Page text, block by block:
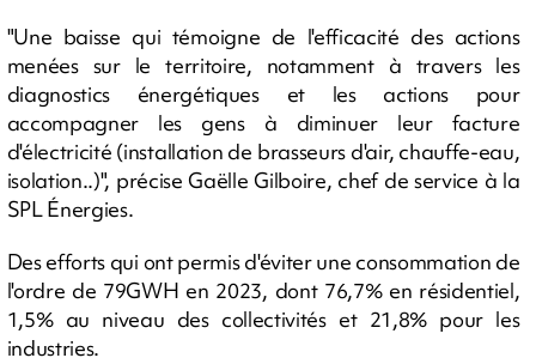
"Une baisse qui témoigne de l'efficacité des actions
menées sur le territoire, notamment à travers les
diagnostics énergétiques et les actions pour
accompagner les gens à diminuer leur facture
d'électricité (installation de brasseurs d'air, chauffe-eau,
isolation..)", précise Gaëlle Gilboire, chef de service à la
SPL Énergies.
Des efforts qui ont permis d'éviter une consommation de
l'ordre de 79GWH en 2023, dont 76,7% en résidentiel,
1,5% au niveau des collectivités et 21,8% pour les
industries.